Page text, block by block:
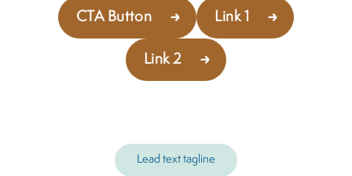
CTA Button Link 1
Link 2
Lead text tagline